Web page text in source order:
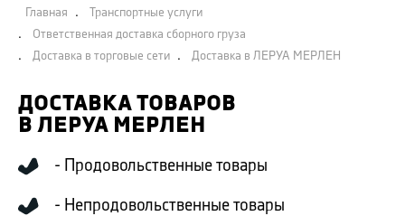
Главная . Транспортные услуги
. Ответственная доставка сборного груза
. Доставка в торговые сети . Доставка в ЛЕРУА МЕРЛЕН
ДОСТАВКА ТОВАРОВ
В ЛЕРУА МЕРЛЕН
- Продовольственные товары
- Непродовольственные товары